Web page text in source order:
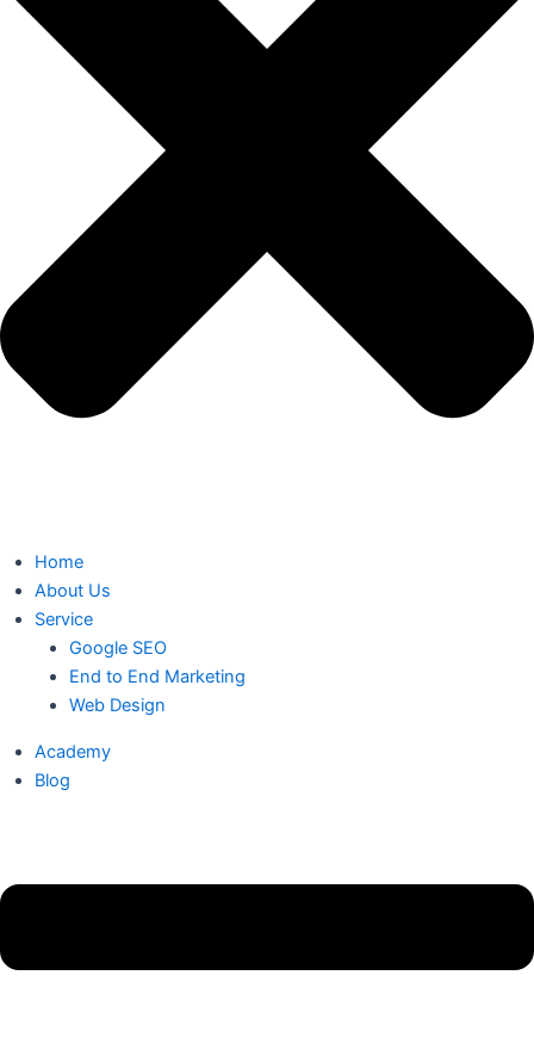
Home
About Us
Service
Google SEO
End to End Marketing
Web Design
Academy
Blog